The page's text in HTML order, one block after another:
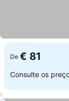
De € 81
Consulte os